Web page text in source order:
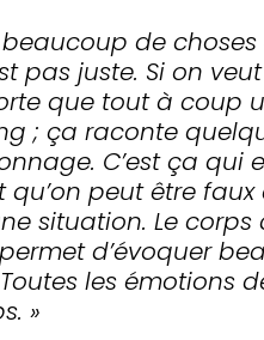
de
pas juste. Si on
que tout à coup
; ça raconte
C’est ça qui
qu’on peut être
situation. Le corps
d’évoquer
les émotions
»